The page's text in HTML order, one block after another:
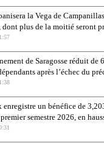
la Vega de
dont plus de la moitié seront
de Saragosse réduit de
après l’échec du
enregistre un bénéfice de
semestre 2026, en